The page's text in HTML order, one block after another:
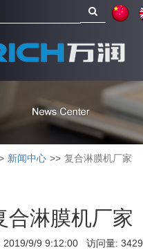
新闻中心 复合淋膜机厂家
合淋膜机厂家
2019/9/9 9:12:00 访问量: 3429